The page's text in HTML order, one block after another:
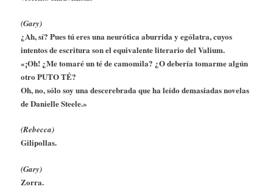
(Gary)
¿Ah, sí? Pues tú eres una neurótica aburrida y ególatra, cuyos
intentos de escritura son el equivalente literario del Valium.
«¡Oh! ¿Me tomaré un té de camomila? ¿O debería tomarme algún
otro PUTO TÉ?
Oh, no, sólo soy una descerebrada que ha leído demasiadas novelas
de Danielle Steele.»
(Rebecca)
Gilipollas.
(Gary)
Zorra.